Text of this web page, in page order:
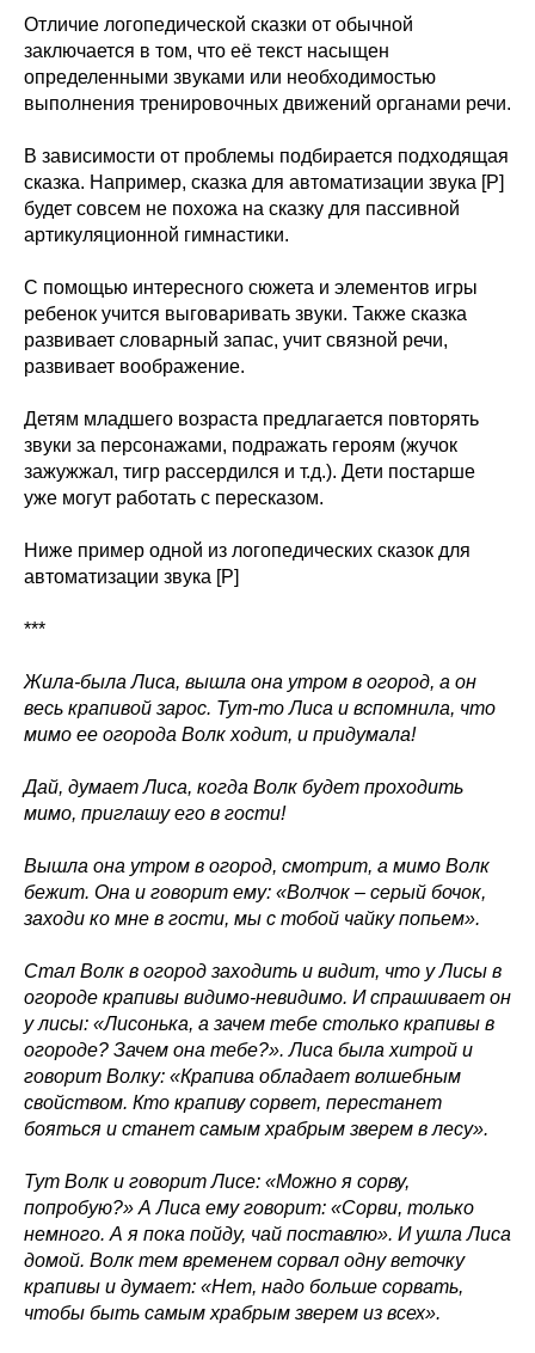
Отличие логопедической сказки от обычной
заключается в том, что её текст насыщен
определенными звуками или необходимостью
выполнения тренировочных движений органами речи.
В зависимости от проблемы подбирается подходящая
сказка. Например, сказка для автоматизации звука [Р]
будет совсем не похожа на сказку для пассивной
артикуляционной гимнастики.
С помощью интересного сюжета и элементов игры
ребенок учится выговаривать звуки. Также сказка
развивает словарный запас, учит связной речи,
развивает воображение.
Детям младшего возраста предлагается повторять
звуки за персонажами, подражать героям (жучок
зажужжал, тигр рассердился и т.д.). Дети постарше
уже могут работать с пересказом.
Ниже пример одной из логопедических сказок для
автоматизации звука [Р]
***
Жила-была Лиса, вышла она утром в огород, а он
весь крапивой зарос. Тут-то Лиса и вспомнила, что
мимо ее огорода Волк ходит, и придумала!
Дай, думает Лиса, когда Волк будет проходить
мимо, приглашу его в гости!
Вышла она утром в огород, смотрит, а мимо Волк
бежит. Она и говорит ему: «Волчок – серый бочок,
заходи ко мне в гости, мы с тобой чайку попьем».
Стал Волк в огород заходить и видит, что у Лисы в
огороде крапивы видимо-невидимо. И спрашивает он
у лисы: «Лисонька, а зачем тебе столько крапивы в
огороде? Зачем она тебе?». Лиса была хитрой и
говорит Волку: «Крапива обладает волшебным
свойством. Кто крапиву сорвет, перестанет
бояться и станет самым храбрым зверем в лесу».
Тут Волк и говорит Лисе: «Можно я сорву,
попробую?» А Лиса ему говорит: «Сорви, только
немного. А я пока пойду, чай поставлю». И ушла Лиса
домой. Волк тем временем сорвал одну веточку
крапивы и думает: «Нет, надо больше сорвать,
чтобы быть самым храбрым зверем из всех».